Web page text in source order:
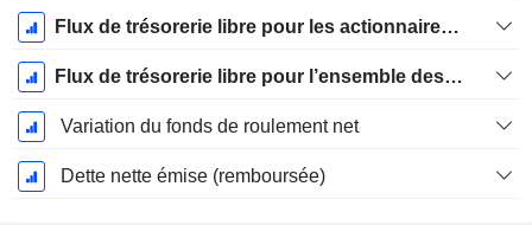
Flux de trésorerie libre pour les actionnaires FCFE
Flux de trésorerie libre pour l’ensemble des pourvoyeurs de fonds (créanciers et actionnaires) FCFF
Variation du fonds de roulement net
Dette nette émise (remboursée)